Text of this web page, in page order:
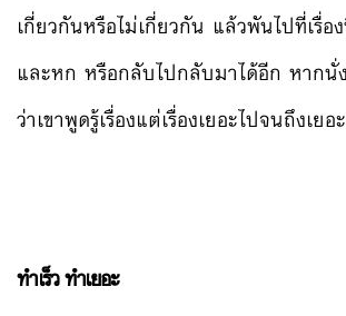
เกี่ยวกันหรือไม่เกี่ยวกัน แล้วพันไปที่เรื่
และหก หรือกลับไปกลับมาได้อีก หาก
ว่าเขาพูดรู้เรื่องแต่เรื่องเยอะไปจนถึงเยอ
ทำเร็ว ทำเยอะ